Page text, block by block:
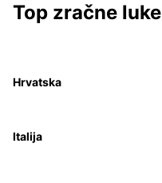
Top zračne luke
Hrvatska
Italija